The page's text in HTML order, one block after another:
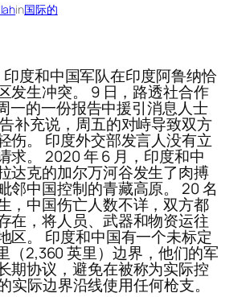
in国际的
印度和中国军队在印度阿鲁纳恰
发生冲突。 9 日，路透社合作
一的一份报告中援引消息人士
补充说，周五的对峙导致双方
伤。 印度外交部发言人没有立
求。 2020 年 6 月，印度和中
达克的加尔万河谷发生了肉搏
邻中国控制的青藏高原。 20 名
，中国伤亡人数不详，双方都
在，将人员、武器和物资运往
区。 印度和中国有一个未标定
（2,360 英里）边界，他们的军
期协议，避免在被称为实际控
实际边界沿线使用任何枪支。